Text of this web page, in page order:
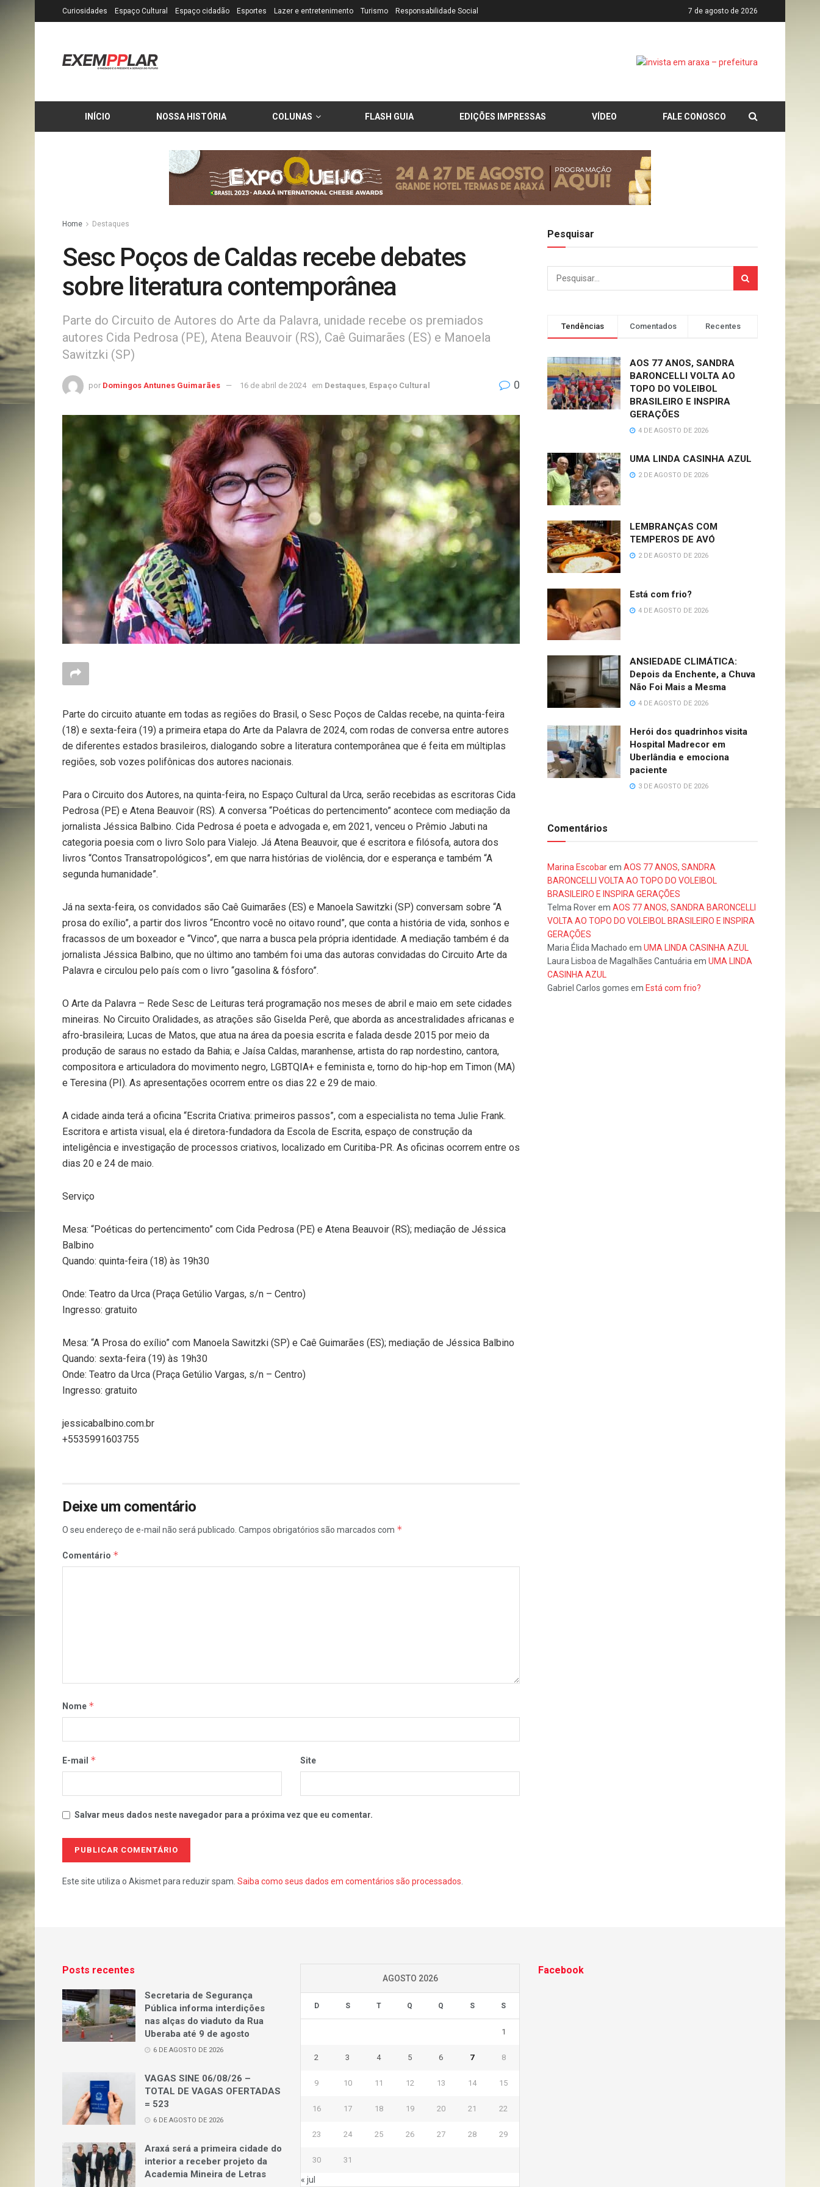
Curiosidades Espaço Cultural Espaço cidadão Esportes Lazer e entretenimento Turismo Responsabilidade Social 7 de agosto de 2026
INÍCIO NOSSA HISTÓRIA COLUNAS FLASH GUIA EDIÇÕES IMPRESSAS VÍDEO FALE CONOSCO
Home Destaques
Sesc Poços de Caldas recebe debates
sobre literatura contemporânea
Parte do Circuito de Autores do Arte da Palavra, unidade recebe os premiados
autores Cida Pedrosa (PE), Atena Beauvoir (RS), Caê Guimarães (ES) e Manoela
Sawitzki (SP)
por Domingos Antunes Guimarães 16 de abril de 2024 em Destaques Espaço Cultural 0
Parte do circuito atuante em todas as regiões do Brasil, o Sesc Poços de Caldas recebe, na quinta-feira
(18) e sexta-feira (19) a primeira etapa do Arte da Palavra de 2024, com rodas de conversa entre autores
de diferentes estados brasileiros, dialogando sobre a literatura contemporânea que é feita em múltiplas
regiões, sob vozes polifônicas dos autores nacionais.
Para o Circuito dos Autores, na quinta-feira, no Espaço Cultural da Urca, serão recebidas as escritoras Cida
Pedrosa (PE) e Atena Beauvoir (RS). A conversa “Poéticas do pertencimento” acontece com mediação da
jornalista Jéssica Balbino. Cida Pedrosa é poeta e advogada e, em 2021, venceu o Prêmio Jabuti na
categoria poesia com o livro Solo para Vialejo. Já Atena Beauvoir, que é escritora e filósofa, autora dos
livros “Contos Transatropológicos”, em que narra histórias de violência, dor e esperança e também “A
segunda humanidade”.
Já na sexta-feira, os convidados são Caê Guimarães (ES) e Manoela Sawitzki (SP) conversam sobre “A
prosa do exílio”, a partir dos livros “Encontro você no oitavo round”, que conta a história de vida, sonhos e
fracassos de um boxeador e “Vinco”, que narra a busca pela própria identidade. A mediação também é da
jornalista Jéssica Balbino, que no último ano também foi uma das autoras convidadas do Circuito Arte da
Palavra e circulou pelo país com o livro “gasolina & fósforo”.
O Arte da Palavra – Rede Sesc de Leituras terá programação nos meses de abril e maio em sete cidades
mineiras. No Circuito Oralidades, as atrações são Giselda Perê, que aborda as ancestralidades africanas e
afro-brasileira; Lucas de Matos, que atua na área da poesia escrita e falada desde 2015 por meio da
produção de saraus no estado da Bahia; e Jaísa Caldas, maranhense, artista do rap nordestino, cantora,
compositora e articuladora do movimento negro, LGBTQIA+ e feminista e, torno do hip-hop em Timon (MA)
e Teresina (PI). As apresentações ocorrem entre os dias 22 e 29 de maio.
A cidade ainda terá a oficina “Escrita Criativa: primeiros passos”, com a especialista no tema Julie Frank.
Escritora e artista visual, ela é diretora-fundadora da Escola de Escrita, espaço de construção da
inteligência e investigação de processos criativos, localizado em Curitiba-PR. As oficinas ocorrem entre os
dias 20 e 24 de maio.
Serviço
Mesa: “Poéticas do pertencimento” com Cida Pedrosa (PE) e Atena Beauvoir (RS); mediação de Jéssica
Balbino
Quando: quinta-feira (18) às 19h30
Onde: Teatro da Urca (Praça Getúlio Vargas, s/n – Centro)
Ingresso: gratuito
Mesa: “A Prosa do exílio” com Manoela Sawitzki (SP) e Caê Guimarães (ES); mediação de Jéssica Balbino
Quando: sexta-feira (19) às 19h30
Onde: Teatro da Urca (Praça Getúlio Vargas, s/n – Centro)
Ingresso: gratuito
jessicabalbino.com.br
+5535991603755
Deixe um comentário
O seu endereço de e-mail não será publicado. Campos obrigatórios são marcados com *
Comentário *
Nome *
E-mail * Site
Salvar meus dados neste navegador para a próxima vez que eu comentar.
Este site utiliza o Akismet para reduzir spam. Saiba como seus dados em comentários são processados
Pesquisar
Tendências Comentados Recentes
AOS 77 ANOS, SANDRA
BARONCELLI VOLTA AO
TOPO DO VOLEIBOL
BRASILEIRO E INSPIRA
GERAÇÕES
4 DE AGOSTO DE 2026
UMA LINDA CASINHA AZUL
2 DE AGOSTO DE 2026
LEMBRANÇAS COM
TEMPEROS DE AVÓ
2 DE AGOSTO DE 2026
Está com frio?
4 DE AGOSTO DE 2026
ANSIEDADE CLIMÁTICA:
Depois da Enchente, a Chuva
Não Foi Mais a Mesma
4 DE AGOSTO DE 2026
Herói dos quadrinhos visita
Hospital Madrecor em
Uberlândia e emociona
paciente
3 DE AGOSTO DE 2026
Comentários
Marina Escobarem AOS 77 ANOS, SANDRA
BARONCELLI VOLTA AO TOPO DO VOLEIBOL
BRASILEIRO E INSPIRA GERAÇÕES
Telma Roverem AOS 77 ANOS, SANDRA BARONCELLI
VOLTA AO TOPO DO VOLEIBOL BRASILEIRO E INSPIRA
GERAÇÕES
Maria Élida Machado em UMA LINDA CASINHA AZUL
Laura Lisboa de Magalhães Cantuáriaem UMA LINDA
CASINHA AZUL
Gabriel Carlos gomes em Está com frio?
Posts recentes
Secretaria de Segurança
Pública informa interdições
nas alças do viaduto da Rua
Uberaba até 9 de agosto
6 DE AGOSTO DE 2026
VAGAS SINE 06/08/26 –
TOTAL DE VAGAS OFERTADAS
= 523
6 DE AGOSTO DE 2026
Araxá será a primeira cidade do
interior a receber projeto da
Academia Mineira de Letras
AGOSTO 2026
D S T Q Q S S
1
2 3 4 5 6 7 8
9 10 11 12 13 14 15
16 17 18 19 20 21 22
23 24 25 26 27 28 29
30 31
« jul
Facebook